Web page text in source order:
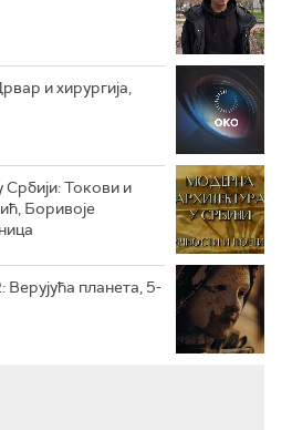
и хирургија,
Токови и
Боривоје
планета, 5-